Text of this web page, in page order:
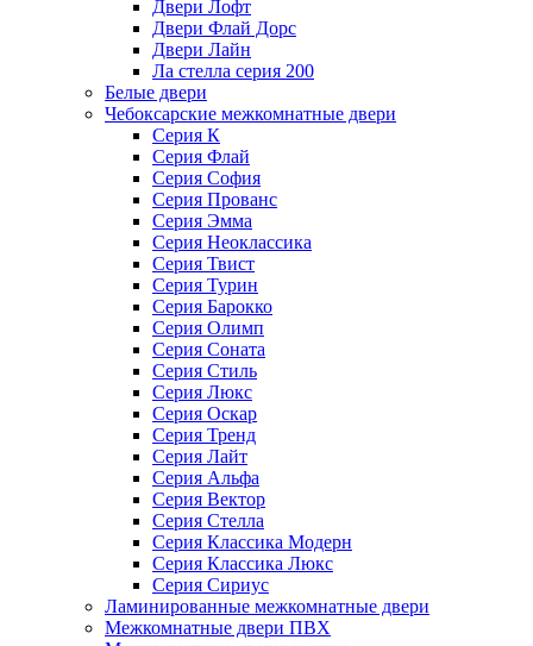
Двери Лофт
Двери Флай Дорс
Двери Лайн
Ла стелла серия 200
Белые двери
Чебоксарские межкомнатные двери
Серия К
Серия Флай
Серия София
Серия Прованс
Серия Эмма
Серия Неоклассика
Серия Твист
Серия Турин
Серия Барокко
Серия Олимп
Серия Соната
Серия Стиль
Серия Люкс
Серия Оскар
Серия Тренд
Серия Лайт
Серия Альфа
Серия Вектор
Серия Стелла
Серия Классика Модерн
Серия Классика Люкс
Серия Сириус
Ламинированные межкомнатные двери
Межкомнатные двери ПВХ